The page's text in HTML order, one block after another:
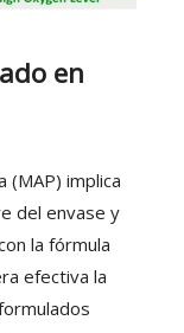
en
(MAP) implica
del envase y
la fórmula
efectiva la